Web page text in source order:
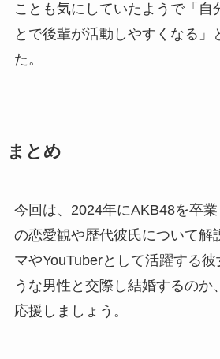
ことも気にしていたようで「自
とで後輩が活動しやすくなる」
た。
まとめ
今回は、 2024年にAKB48を卒
の恋愛観や歴代彼氏について解
マやYouTuberとして活躍する彼
うな男性と交際し結婚するのか
応援しましょう。